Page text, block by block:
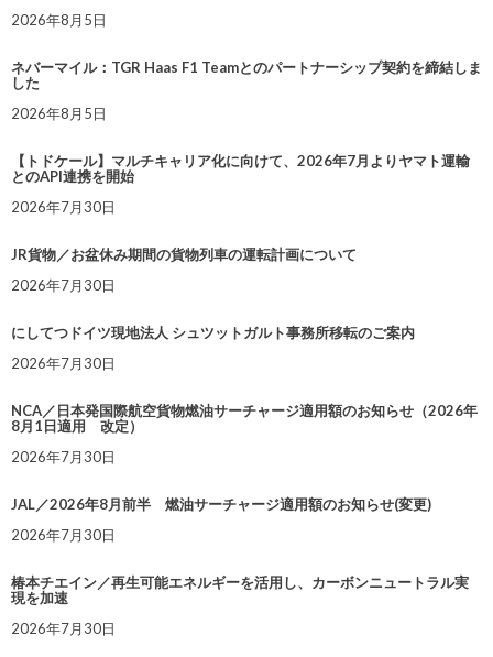
2026年8月5日
ネバーマイル：TGR Haas F1 Teamとのパートナーシップ契約を締結しま
した
2026年8月5日
【トドケール】マルチキャリア化に向けて、2026年7月よりヤマト運輸
とのAPI連携を開始
2026年7月30日
JR貨物／お盆休み期間の貨物列車の運転計画について
2026年7月30日
にしてつドイツ現地法人 シュツットガルト事務所移転のご案内
2026年7月30日
NCA／日本発国際航空貨物燃油サーチャージ適用額のお知らせ（2026年
8月1日適用 改定）
2026年7月30日
JAL／2026年8月前半 燃油サーチャージ適用額のお知らせ(変更)
2026年7月30日
椿本チエイン／再生可能エネルギーを活用し、カーボンニュートラル実
現を加速
2026年7月30日